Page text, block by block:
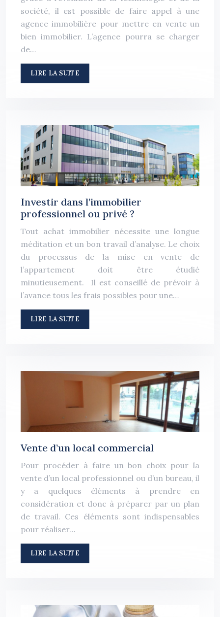
société, il est possible de faire appel à une
agence immobilière pour mettre en vente un
bien immobilier. L’agence pourra se charger
de…
LIRE LA SUITE
Investir dans l’immobilier
professionnel ou privé ?
Tout achat immobilier nécessite une longue
méditation et un bon travail d’analyse. Le choix
du processus de la mise en vente de
l’appartement doit être étudié
minutieusement. Il est conseillé de prévoir à
l’avance tous les frais possibles pour une…
LIRE LA SUITE
Vente d’un local commercial
Pour procéder à faire un bon choix pour la
vente d’un local professionnel ou d’un bureau, il
y a quelques éléments à prendre en
considération et donc à préparer par un plan
de travail. Ces éléments sont indispensables
pour réaliser…
LIRE LA SUITE